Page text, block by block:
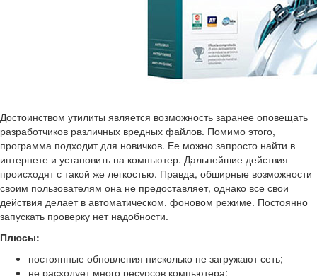
Достоинством утилиты является возможность заранее оповещать
разработчиков различных вредных файлов. Помимо этого,
программа подходит для новичков. Ее можно запросто найти в
интернете и установить на компьютер. Дальнейшие действия
происходят с такой же легкостью. Правда, обширные возможности
своим пользователям она не предоставляет, однако все свои
действия делает в автоматическом, фоновом режиме. Постоянно
запускать проверку нет надобности.
Плюсы:
постоянные обновления нисколько не загружают сеть;
не расходует много ресурсов компьютера;